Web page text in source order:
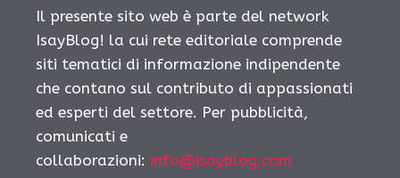
Il presente sito web è parte del network
IsayBlog! la cui rete editoriale comprende
siti tematici di informazione indipendente
che contano sul contributo di appassionati
ed esperti del settore. Per pubblicità,
comunicati e
collaborazioni: info@isayblog.com